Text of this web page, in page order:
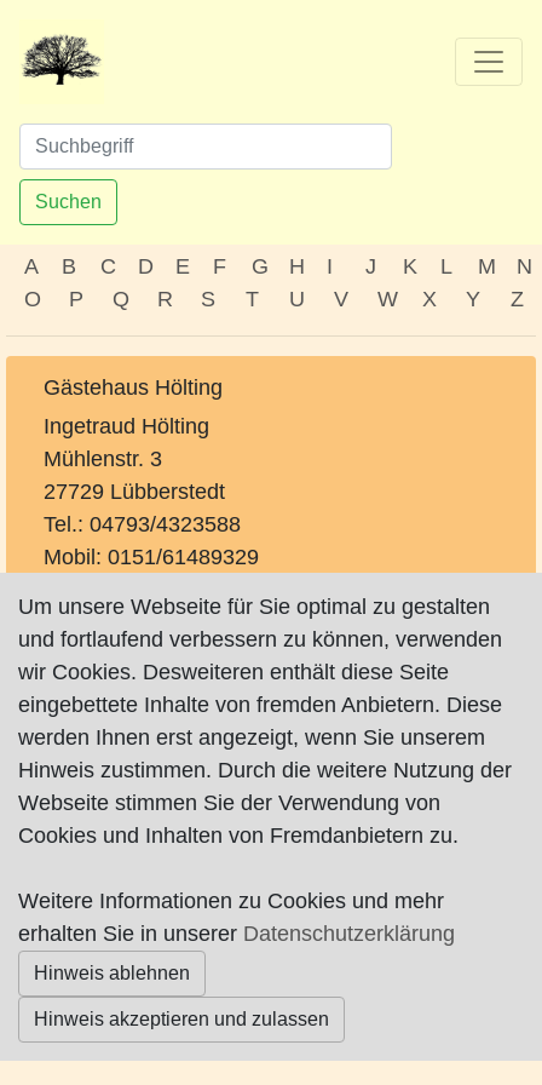
Suchen
A B C D E F G H I J K L M
N
O
P Q R S T U V W X Y Z
Gästehaus Hölting
Ingetraud Hölting
Mühlenstr. 3
27729 Lübberstedt
Tel.: 04793/4323588
Mobil: 0151/61489329
http://www.gaestehaus-hoelting.jimdosite.com
Impressum|Datenschutz| AGB
© Worpswede24 2015-2026
Um unsere Webseite für Sie optimal zu gestalten
und fortlaufend verbessern zu können, verwenden
wir Cookies. Desweiteren enthält diese Seite
eingebettete Inhalte von fremden Anbietern. Diese
werden Ihnen erst angezeigt, wenn Sie unserem
Hinweis zustimmen. Durch die weitere Nutzung der
Webseite stimmen Sie der Verwendung von
Cookies und Inhalten von Fremdanbietern zu.
Weitere Informationen zu Cookies und mehr
erhalten Sie in unserer Datenschutzerklärung
Hinweis ablehnen
Hinweis akzeptieren und zulassen